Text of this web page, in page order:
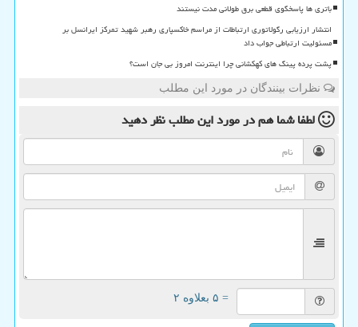
باتری ها پاسخگوی قطعی برق طولانی مدت نیستند
انتشار ارزیابی رگولاتوری ارتباطات از مراسم خاکسپاری رهبر شهید تمرکز ایرانسل بر
مسئولیت ارتباطی جواب داد
پشت پرده پینگ های کهکشانی چرا اینترنت امروز بی جان است؟
نظرات بینندگان در مورد این مطلب
لطفا شما همدر مورد این مطلبنظر دهید
= ۵ بعلاوه ۲